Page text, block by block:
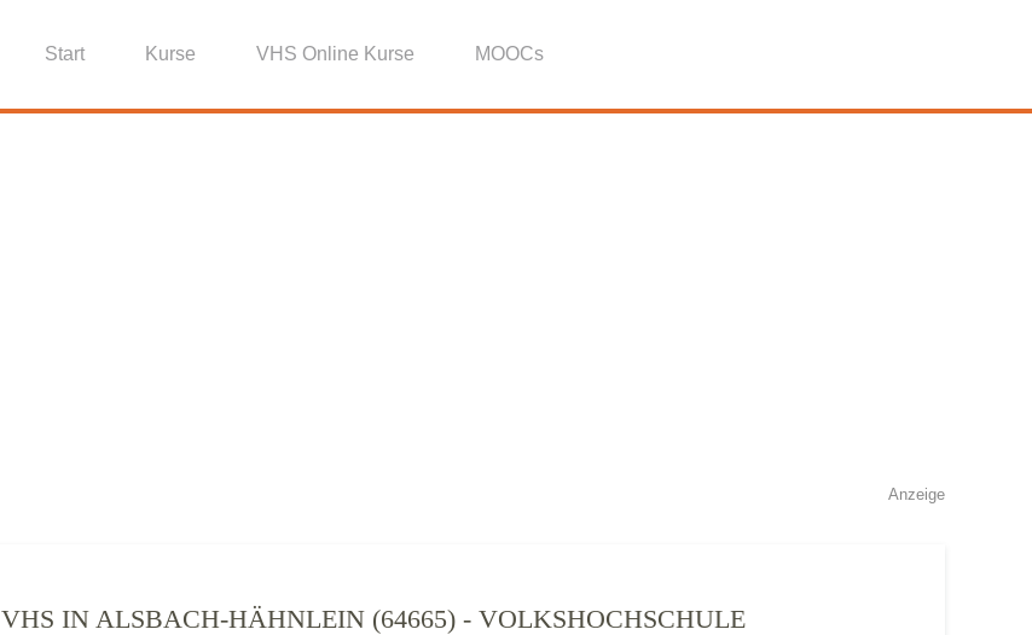
Start Kurse VHS Online Kurse MOOCs
Anzeige
VHS IN ALSBACH-HÄHNLEIN (64665) - VOLKSHOCHSCHULE